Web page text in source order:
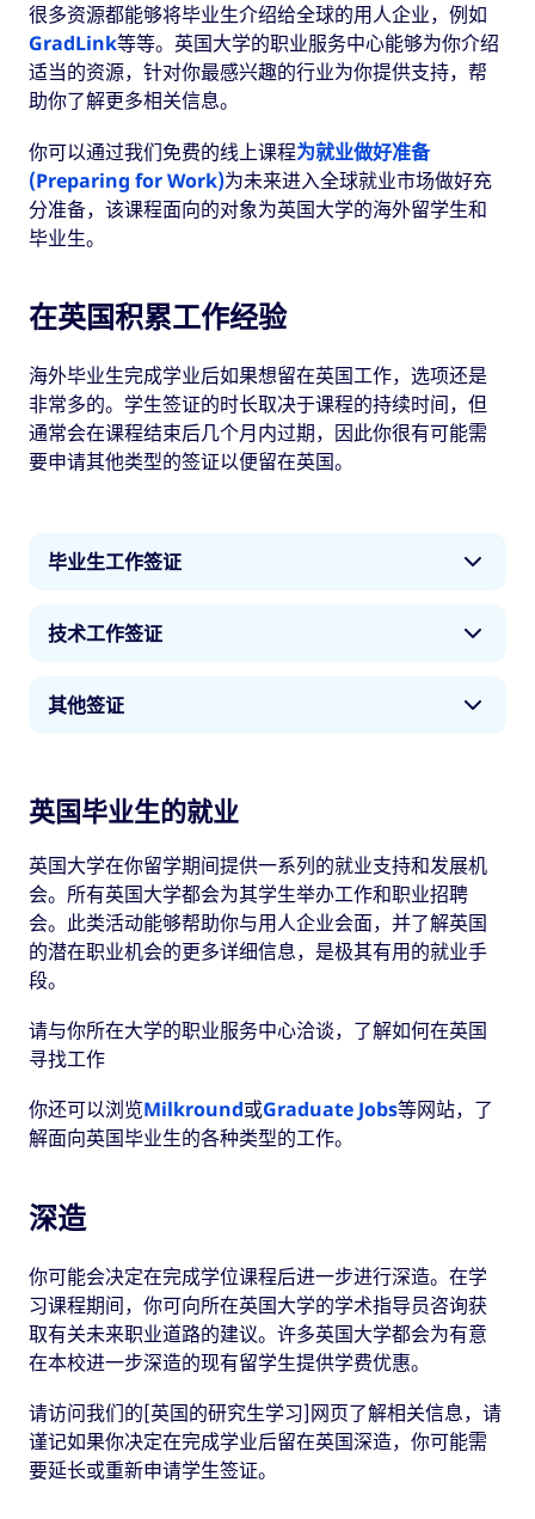
很多资源都能够将毕业生介绍给全球的用人企业，例如
GradLink等等。英国大学的职业服务中心能够为你介绍
适当的资源，针对你最感兴趣的行业为你提供支持，帮
助你了解更多相关信息。
你可以通过我们免费的线上课程为就业做好准备
(Preparing for Work)为未来进入全球就业市场做好充
分准备，该课程面向的对象为英国大学的海外留学生和
毕业生。
在英国积累工作经验
海外毕业生完成学业后如果想留在英国工作，选项还是
非常多的。学生签证的时长取决于课程的持续时间，但
通常会在课程结束后几个月内过期，因此你很有可能需
要申请其他类型的签证以便留在英国。
毕业生工作签证
英国的毕业生工作签证欢迎海外留学生在毕业后申
请留在英国就业或求职。成功获得学士或硕士学位
最长可达两年时间。博士毕业生可申请留在英国最
毕业后的时间来工作或寻找任何技能水平的工作。
就业的道路。
欢迎访问我们专门介绍毕业生工作签证的页面了解
更多相关信息。
技术工作签证
技术工签允许你在英国的正规用人企业从事适合的
工作。你必须满足特定要求才能申请该类型的签证--
单击此处了解技术工签方案
其他签证
项，包括短期和长期签证以及面向特定工作类型的
签证，例如医疗护理人员的签证。
单击此处了解各种签证的更多详细信息。
英国毕业生的就业
英国大学在你留学期间提供一系列的就业支持和发展机
会。所有英国大学都会为其学生举办工作和职业招聘
会。此类活动能够帮助你与用人企业会面，并了解英国
的潜在职业机会的更多详细信息，是极其有用的就业手
段。
请与你所在大学的职业服务中心洽谈，了解如何在英国
寻找工作
你还可以浏览Milkround或Graduate Jobs等网站，了
解面向英国毕业生的各种类型的工作。
深造
你可能会决定在完成学位课程后进一步进行深造。在学
习课程期间，你可向所在英国大学的学术指导员咨询获
取有关未来职业道路的建议。许多英国大学都会为有意
在本校进一步深造的现有留学生提供学费优惠。
请访问我们的[英国的研究生学习]网页了解相关信息，请
谨记如果你决定在完成学业后留在英国深造，你可能需
要延长或重新申请学生签证。